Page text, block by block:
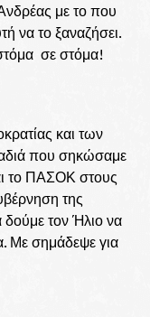
με το που
να το ξαναζήσει.
σε στόμα!
και των
που σηκώσαμε
το ΠΑΣΟΚ στους
της
τον Ήλιο να
Με σημάδεψε για